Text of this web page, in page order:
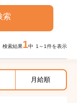
検索結果1中 1～1件を表示
月給順